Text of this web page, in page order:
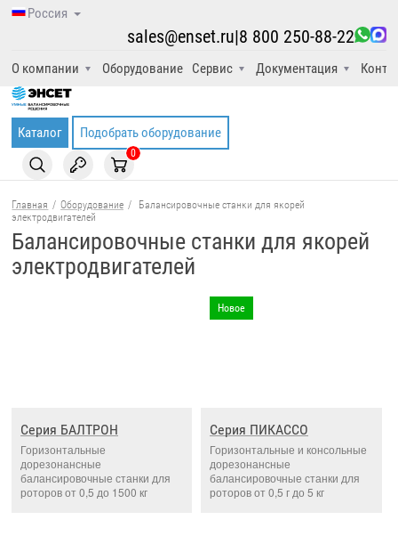
Россия
О компании Оборудование Сервис Документация
sales@enset.ru|8 800 250-88-22
Каталог Подобрать оборудование
0
Главная / Оборудование /
Балансировочные станки для якорей
электродвигателей
Балансировочные станки для якорей
электродвигателей
Серия БАЛТРОН
Горизонтальные
дорезонансные
балансировочные станки для
роторов от 0,5 до 1500 кг
Новое
Серия ПИКАССО
Горизонтальные и консольные
дорезонансные
балансировочные станки для
роторов от 0,5 г до 5 кг